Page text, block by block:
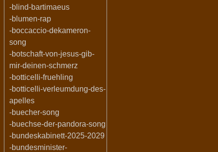
-blind-bartimaeus
-blumen-rap
-boccaccio-dekameron-
song
-botschaft-von-jesus-gib-
mir-deinen-schmerz
-botticelli-fruehling
-botticelli-verleumdung-des-
apelles
-buecher-song
-buechse-der-pandora-song
-bundeskabinett-2025-2029
-bundesminister-